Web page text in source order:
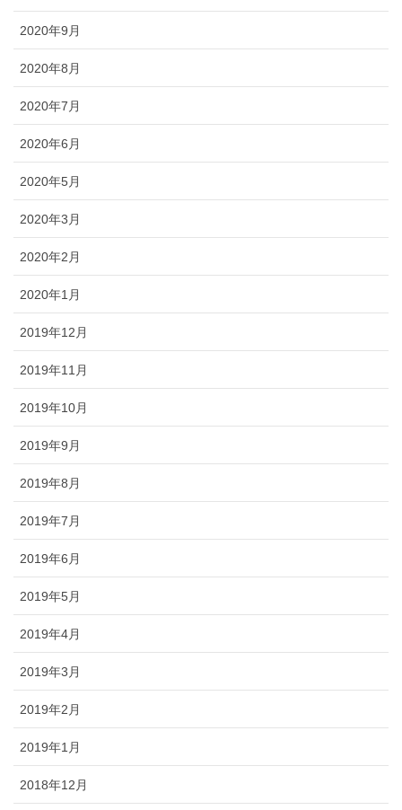
2020年9月
2020年8月
2020年7月
2020年6月
2020年5月
2020年3月
2020年2月
2020年1月
2019年12月
2019年11月
2019年10月
2019年9月
2019年8月
2019年7月
2019年6月
2019年5月
2019年4月
2019年3月
2019年2月
2019年1月
2018年12月